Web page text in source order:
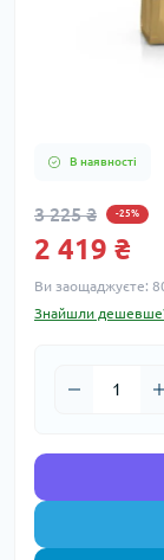
В наявності
3 225 ₴ -25%
2 419 ₴
Ви заощаджуєте:
Знайшли